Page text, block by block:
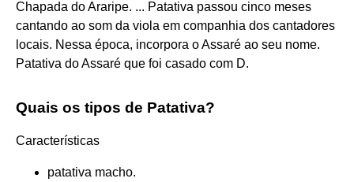
Chapada do Araripe. ... Patativa passou cinco meses
cantando ao som da viola em companhia dos cantadores
locais. Nessa época, incorpora o Assaré ao seu nome.
Patativa do Assaré que foi casado com D.
Quais os tipos de Patativa?
Características
patativa macho.